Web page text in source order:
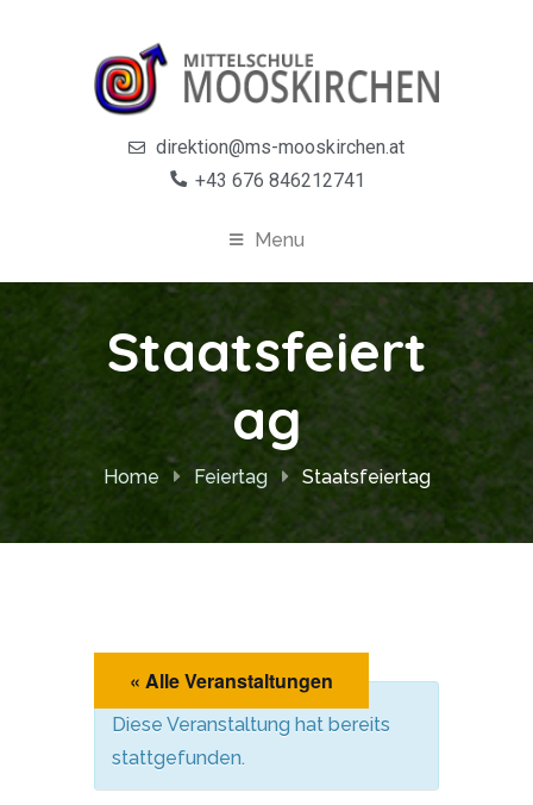
direktion@ms-mooskirchen.at
+43 676 846212741
Menu
Staatsfeiert
ag
Home Feiertag Staatsfeiertag
« Alle Veranstaltungen
Diese Veranstaltung hat bereits
stattgefunden.